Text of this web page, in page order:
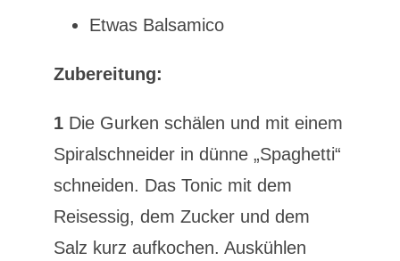
Etwas Balsamico
Zubereitung:
1Die Gurken schälen und mit einem
Spiralschneider in dünne „Spaghetti“
schneiden. Das Tonic mit dem
Reisessig, dem Zucker und dem
Salz kurz aufkochen. Auskühlen